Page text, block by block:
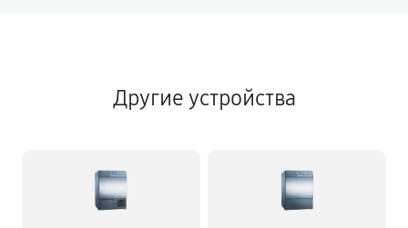
Другие устройства